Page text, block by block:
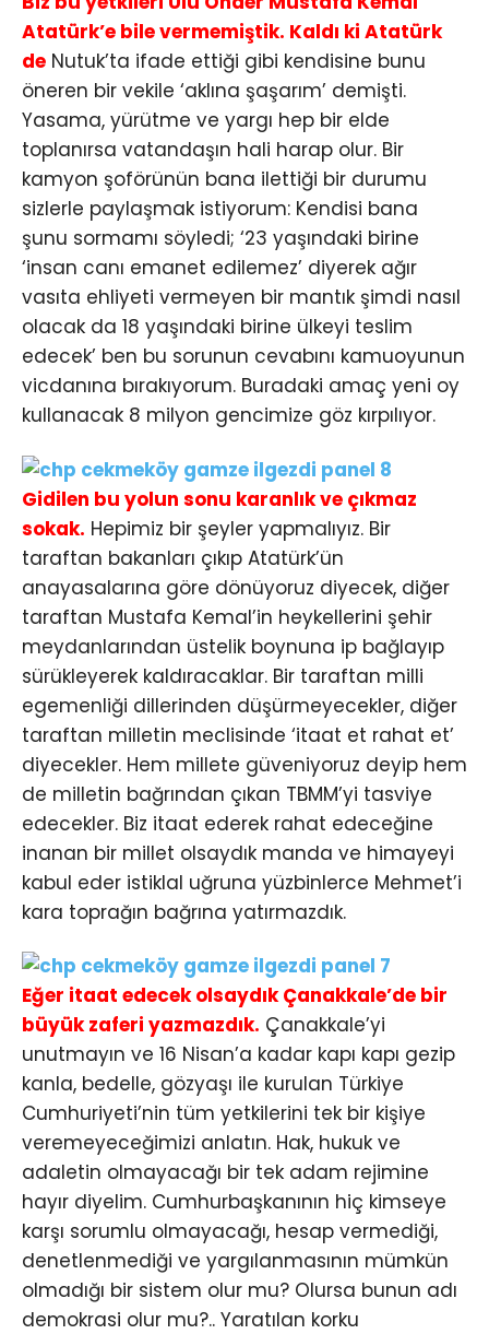
Atatürk’e bile vermemiştik. Kaldı ki Atatürk
de Nutuk’ta ifade ettiği gibi kendisine bunu
öneren bir vekile ‘aklına şaşarım’ demişti.
Yasama, yürütme ve yargı hep bir elde
toplanırsa vatandaşın hali harap olur. Bir
kamyon şoförünün bana ilettiği bir durumu
sizlerle paylaşmak istiyorum: Kendisi bana
şunu sormamı söyledi; ‘23 yaşındaki birine
‘insan canı emanet edilemez’ diyerek ağır
vasıta ehliyeti vermeyen bir mantık şimdi nasıl
olacak da 18 yaşındaki birine ülkeyi teslim
edecek’ ben bu sorunun cevabını kamuoyunun
vicdanına bırakıyorum. Buradaki amaç yeni oy
kullanacak 8 milyon gencimize göz kırpılıyor.
Gidilen bu yolun sonu karanlık ve çıkmaz
sokak. Hepimiz bir şeyler yapmalıyız. Bir
taraftan bakanları çıkıp Atatürk’ün
anayasalarına göre dönüyoruz diyecek, diğer
taraftan Mustafa Kemal’in heykellerini şehir
meydanlarından üstelik boynuna ip bağlayıp
sürükleyerek kaldıracaklar. Bir taraftan milli
egemenliği dillerinden düşürmeyecekler, diğer
taraftan milletin meclisinde ‘itaat et rahat et’
diyecekler. Hem millete güveniyoruz deyip hem
de milletin bağrından çıkan TBMM’yi tasviye
edecekler. Biz itaat ederek rahat edeceğine
inanan bir millet olsaydık manda ve himayeyi
kabul eder istiklal uğruna yüzbinlerce Mehmet’i
kara toprağın bağrına yatırmazdık.
Eğer itaat edecek olsaydık Çanakkale’de bir
büyük zaferi yazmazdık. Çanakkale’yi
unutmayın ve 16 Nisan’a kadar kapı kapı gezip
kanla, bedelle, gözyaşı ile kurulan Türkiye
Cumhuriyeti’nin tüm yetkilerini tek bir kişiye
veremeyeceğimizi anlatın. Hak, hukuk ve
adaletin olmayacağı bir tek adam rejimine
hayır diyelim. Cumhurbaşkanının hiç kimseye
karşı sorumlu olmayacağı, hesap vermediği,
denetlenmediği ve yargılanmasının mümkün
olmadığı bir sistem olur mu? Olursa bunun adı
demokrasi olur mu?.. Yaratılan korku